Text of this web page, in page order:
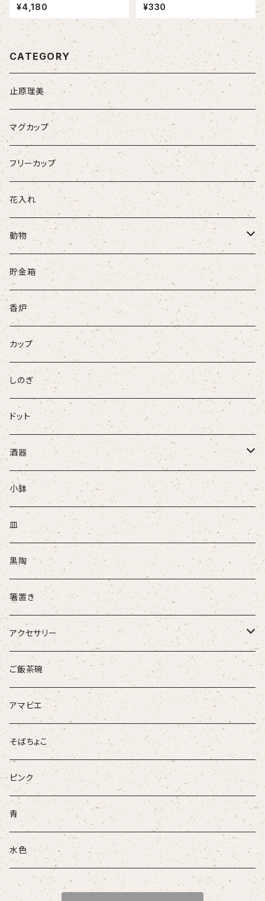
¥4,180 ¥330
CATEGORY
止原理美
マグカップ
フリーカップ
花入れ
動物
牛
ネコ
ウサギ
パンダ
貯金箱
香炉
カップ
しのぎ
ドット
酒器
ぐい吞
盃
酒注ぎ
小鉢
皿
黒陶
箸置き
アクセサリー
ループタイ
ブローチ
ご飯茶碗
アマビエ
そばちょこ
ピンク
青
水色